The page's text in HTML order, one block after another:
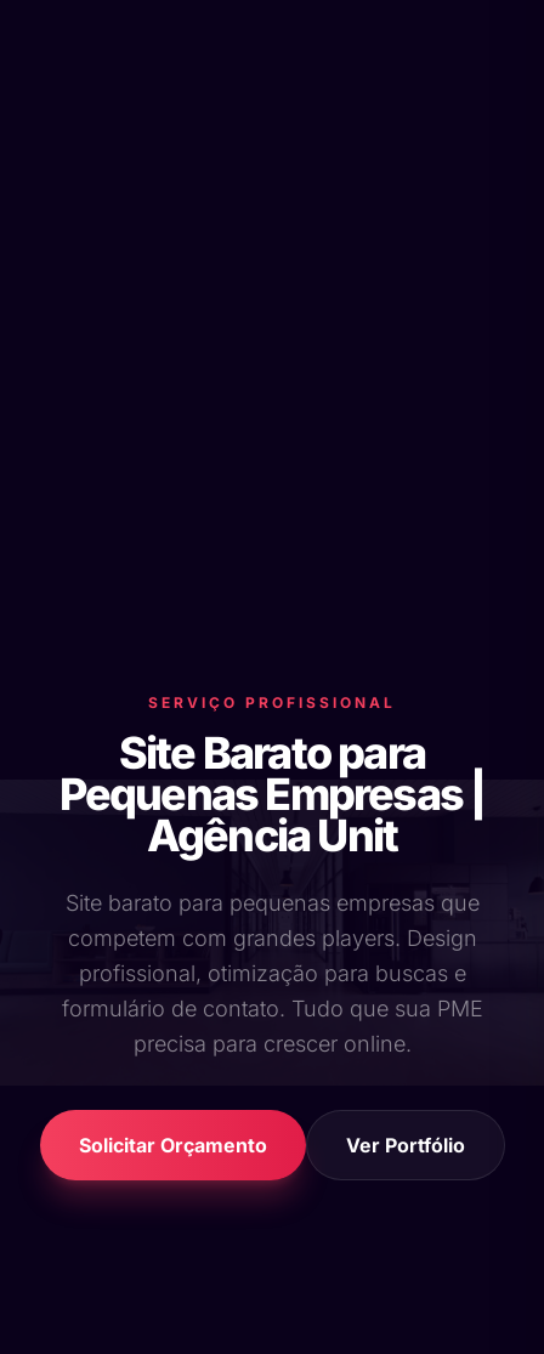
SERVIÇO PROFISSIONAL
Site Barato para
Pequenas Empresas |
Agência Unit
Site barato para pequenas empresas que
competem com grandes players. Design
profissional, otimização para buscas e
formulário de contato. Tudo que sua PME
precisa para crescer online.
Solicitar Orçamento Ver Portfólio